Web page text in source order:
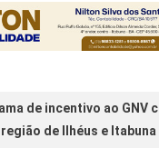
de incentivo ao GNV
de Ilhéus e Itabuna